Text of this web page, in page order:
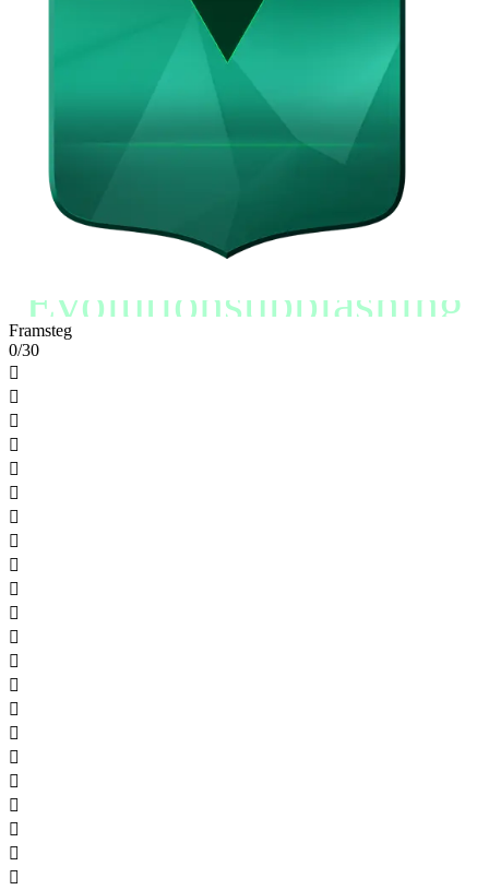
Evolutionsupplåsning
Framsteg
0/30





















